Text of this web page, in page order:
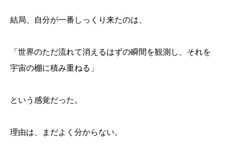
結局、自分が一番しっくり来たのは、
「世界のただ流れて消えるはずの瞬間を観測し、それを
宇宙の棚に積み重ねる」
という感覚だった。
理由は、まだよく分からない。